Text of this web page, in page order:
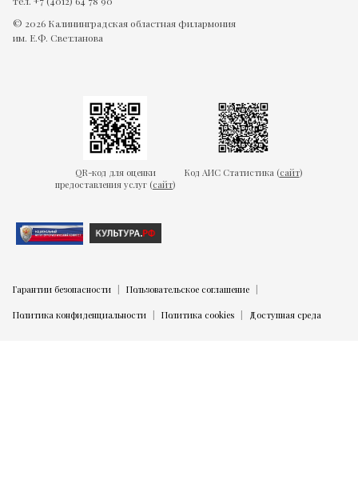
© 2026 Калининградская областная филармония
им. Е.Ф. Светланова
QR-код для оценки
предоставления услуг (сайт)
Код АИС Статистика (сайт)
Гарантии безопасности Пользовательское соглашение
Политика конфиденциальности Политика cookies Доступная среда